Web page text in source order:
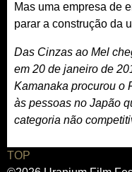
Mas uma empresa de
parar a construção da
Das Cinzas ao Mel
em 20 de janeiro de
Kamanaka procurou o
às pessoas no Japão
categoria não
TOP